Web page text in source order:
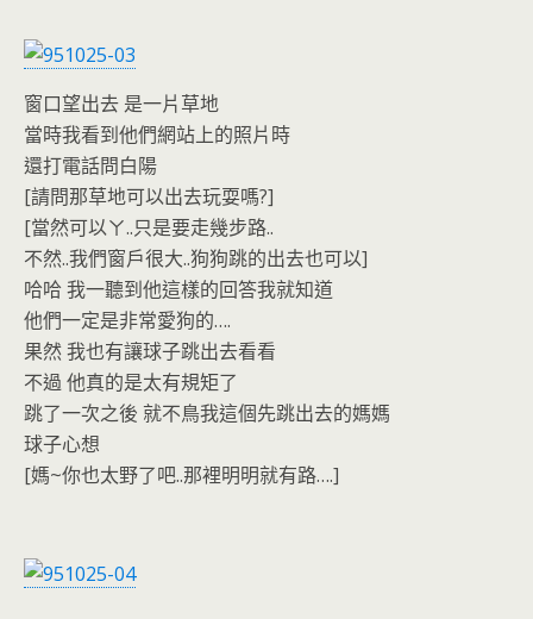
窗口望出去 是一片草地
當時我看到他們網站上的照片時
還打電話問白陽
[請問那草地可以出去玩耍嗎?]
[當然可以ㄚ..只是要走幾步路..
不然..我們窗戶很大..狗狗跳的出去也可以]
哈哈 我一聽到他這樣的回答我就知道
他們一定是非常愛狗的….
果然 我也有讓球子跳出去看看
不過 他真的是太有規矩了
跳了一次之後 就不鳥我這個先跳出去的媽媽
球子心想
[媽~你也太野了吧..那裡明明就有路….]